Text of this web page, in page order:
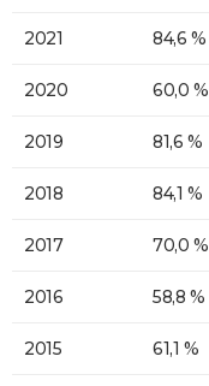
2021 84,6 %
2020 60,0 %
2019 81,6 %
2018 84,1 %
2017 70,0 %
2016 58,8 %
2015 61,1 %